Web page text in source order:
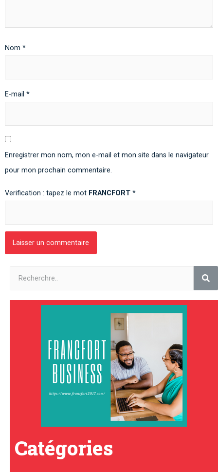
Nom *
E-mail *
Enregistrer mon nom, mon e-mail et mon site dans le navigateur
pour mon prochain commentaire.
Verification : tapez le mot FRANCFORT *
Catégories